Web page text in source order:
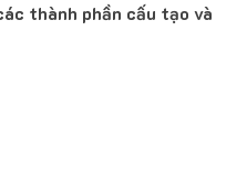
thành phần cấu tạo và